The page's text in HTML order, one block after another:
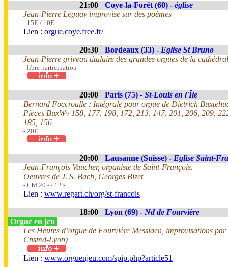
21:00 Coye-la-Forêt (60) - église
Jean-Pierre Leguay improvise sur des poèmes
- 15E / 10E
Lien : orgue.coye.free.fr/
20:30 Bordeaux (33) - Eglise St Bruno
Jean-Pierre griveau titulaire des grandes orgues de la
- libre participation
20:00 Paris (75) - St-Louis en l'Île
Bernard Foccroulle : Intégrale pour orgue de Dietrich
Pièces BuxWv 158, 177, 198, 172, 213, 147, 201, 206, 209,
185, 156
- 20E
20:00 Lausanne (Suisse) - Eglise Saint-
Jean-François Vaucher, organiste de Saint-François.
Oeuvres de J. S. Bach, Georges Bizet
- Chf 20.- / 12.-
Lien : www.regart.ch/org/st-francois
18:00 Lyon (69) - Nd de Fourvière
Orgue en jeu
Les Heures d’orgue de Fourvière Messiaen, improvisations
Cnsmd-Lyon)
Lien : www.orguenjeu.com/spip.php?article51